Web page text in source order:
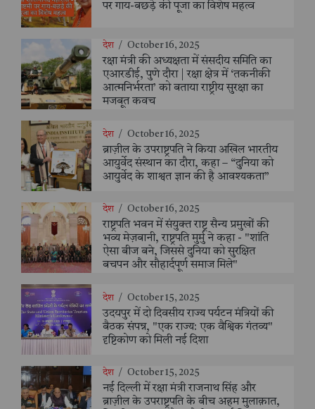
पर गाय-बछड़े की पूजा का विशेष महत्व
देश / October 16, 2025
रक्षा मंत्री की अध्यक्षता में संसदीय समिति का
एआरडीई, पुणे दौरा | रक्षा क्षेत्र में ‘तकनीकी
आत्मनिर्भरता’ को बताया राष्ट्रीय सुरक्षा का
मजबूत कवच
देश / October 16, 2025
ब्राज़ील के उपराष्ट्रपति ने किया अखिल भारतीय
आयुर्वेद संस्थान का दौरा, कहा – “दुनिया को
आयुर्वेद के शाश्वत ज्ञान की है आवश्यकता”
देश / October 16, 2025
राष्ट्रपति भवन में संयुक्त राष्ट्र सैन्य प्रमुखों की
भव्य मेज़बानी, राष्ट्रपति मुर्मु ने कहा - "शांति
ऐसा बीज बने, जिससे दुनिया को सुरक्षित
बचपन और सौहार्दपूर्ण समाज मिले"
देश / October 15, 2025
उदयपुर में दो दिवसीय राज्य पर्यटन मंत्रियों की
बैठक संपन्न, "एक राज्य: एक वैश्विक गंतव्य"
दृष्टिकोण को मिली नई दिशा
देश / October 15, 2025
नई दिल्ली में रक्षा मंत्री राजनाथ सिंह और
ब्राज़ील के उपराष्ट्रपति के बीच अहम मुलाक़ात,